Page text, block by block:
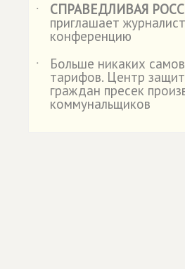
˙
СПРАВЕДЛИВАЯ
приглашает
конференцию
˙
Больше никаких
тарифов. Центр
граждан пресек
коммунальщиков